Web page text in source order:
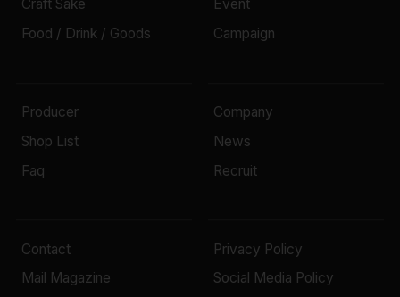
Craft Sake
Food / Drink / Goods
Event
Campaign
Producer
Shop List
Faq
Company
News
Recruit
Contact
Mail Magazine
Privacy Policy
Social Media Policy